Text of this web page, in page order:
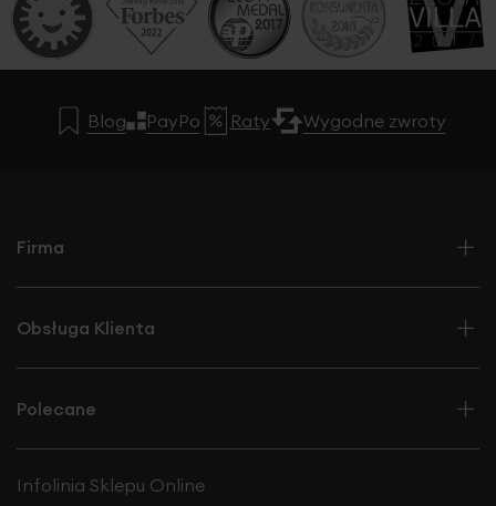
Blog PayPo Raty Wygodne zwroty
Firma
Obsługa Klienta
Polecane
Infolinia Sklepu Online